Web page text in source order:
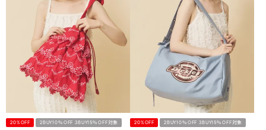
20%OFF 2BUY10％OFF 3BUY15％OFF対象 20%OFF 2BUY10％OFF 3BUY15％OFF対象